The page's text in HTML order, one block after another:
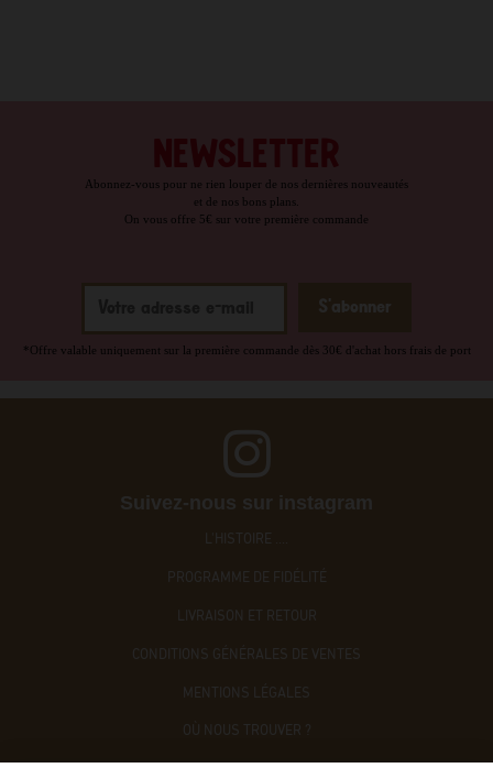
Abonnez-vous pour ne rien louper de nos dernières nouveautés
et de nos bons plans.
On vous offre 5€ sur votre première commande
*Offre valable uniquement sur la première commande dès 30€ d'achat hors frais de port
Suivez-nous sur instagram
L'HISTOIRE ....
PROGRAMME DE FIDÉLITÉ
LIVRAISON ET RETOUR
CONDITIONS GÉNÉRALES DE VENTES
MENTIONS LÉGALES
OÙ NOUS TROUVER ?